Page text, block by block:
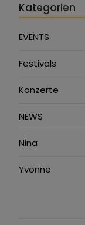
Kategorien
EVENTS
Festivals
Konzerte
NEWS
Nina
Yvonne